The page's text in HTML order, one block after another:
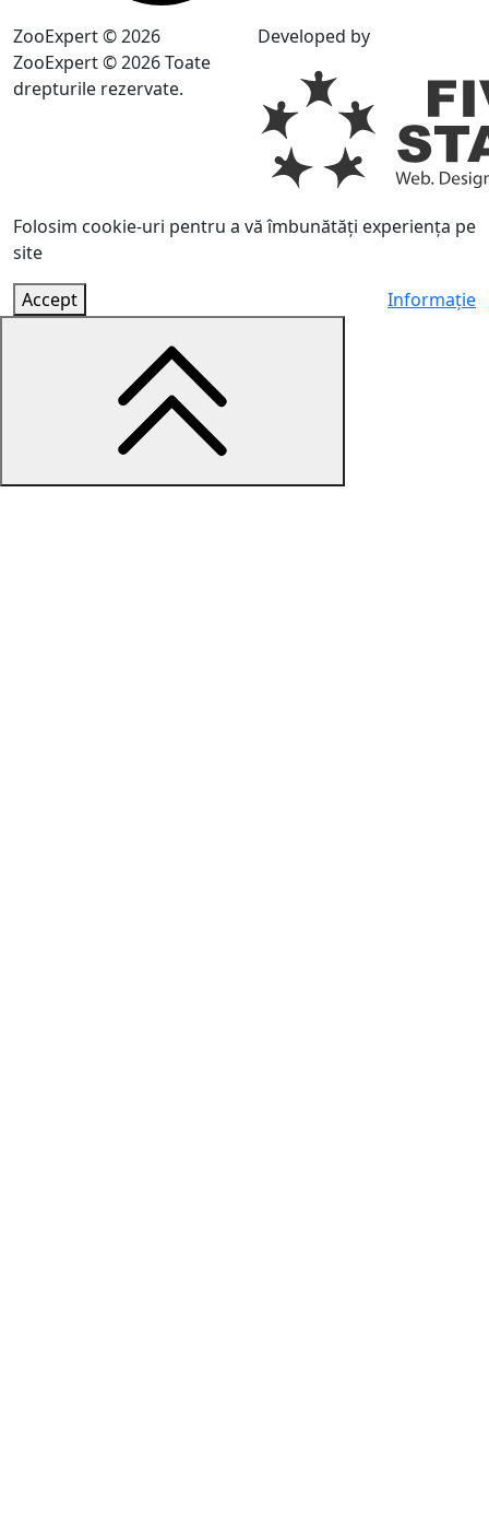
ZooExpert © 2026
ZooExpert © 2026 Toate
drepturile rezervate.
Developed by
Folosim cookie-uri pentru a vă îmbunătăți experiența pe
site
Accept
Informație